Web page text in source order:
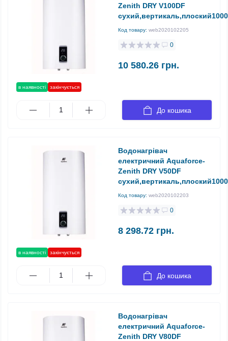
в наявності закінчується
Zenith DRY V100DF
Код товару: web2020102205
0
10 580.26 грн.
До кошика
в наявності закінчується
Водонагрівач
електричний Aquaforce-
Zenith DRY V50DF
Код товару: web2020102203
0
8 298.72 грн.
До кошика
Водонагрівач
електричний Aquaforce-
Zenith DRY V80DF